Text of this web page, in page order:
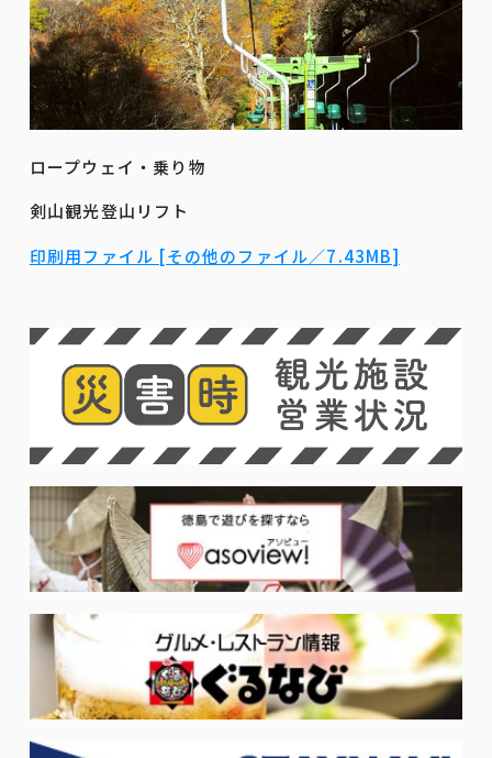
ロープウェイ・乗り物
剣山観光登山リフト
印刷用ファイル [その他のファイル／7.43MB]